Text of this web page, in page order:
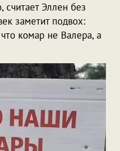
считает Эллен без
заметит подвох:
комар не Валера, а